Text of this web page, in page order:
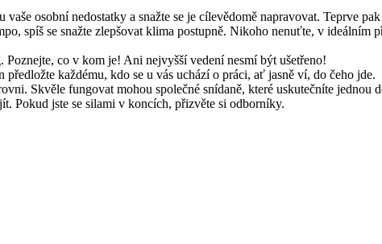
osobní nedostatky a snažte se je cílevědomě napravovat. Teprve
spíš se snažte zlepšovat klima postupně. Nikoho nenuťte, v ideálním
co v kom je! Ani nejvyšší vedení nesmí být ušetřeno!
každému, kdo se u vás uchází o práci, ať jasně ví, do čeho jde.
Skvěle fungovat mohou společné snídaně, které uskutečníte jednou
Pokud jste se silami v koncích, přizvěte si odborníky.